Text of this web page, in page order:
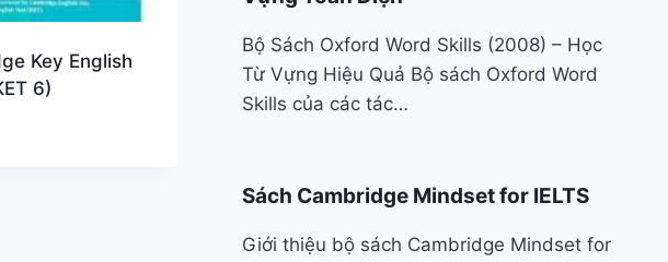
Key English
6)
Bộ Sách Oxford Word Skills (2008) – Học
Từ Vựng Hiệu Quả Bộ sách Oxford Word
Skills của các tác…
Sách Cambridge Mindset for IELTS
Giới thiệu bộ sách Cambridge Mindset for